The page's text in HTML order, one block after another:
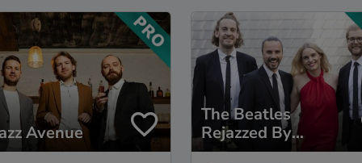
Avenue
The Beatles
Rejazzed By
Grammophon